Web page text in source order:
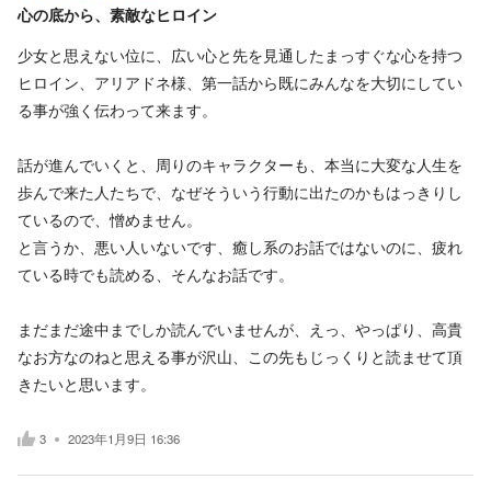
心の底から、素敵なヒロイン
少女と思えない位に、広い心と先を見通したまっすぐな心を持つ
ヒロイン、アリアドネ様、第一話から既にみんなを大切にしてい
る事が強く伝わって来ます。
話が進んでいくと、周りのキャラクターも、本当に大変な人生を
歩んで来た人たちで、なぜそういう行動に出たのかもはっきりし
ているので、憎めません。
と言うか、悪い人いないです、癒し系のお話ではないのに、疲れ
ている時でも読める、そんなお話です。
まだまだ途中までしか読んでいませんが、えっ、やっぱり、高貴
なお方なのねと思える事が沢山、この先もじっくりと読ませて頂
きたいと思います。
3 2023年1月9日 16:36